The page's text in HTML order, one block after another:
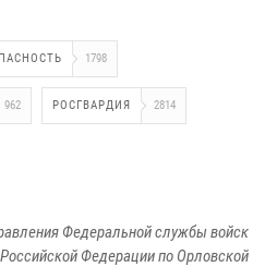
1798
962 РОСГВАРДИЯ 2814
Федеральной службы войск
Федерации по Орловской